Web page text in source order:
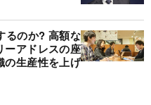
るのか? 高額な
ーアドレスの座
の生産性を上げ